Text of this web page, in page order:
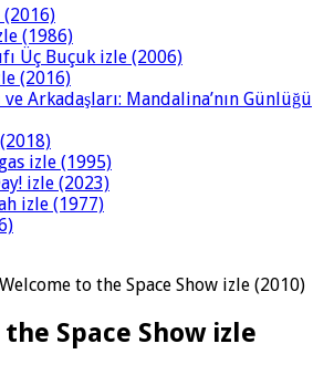
(2016)
(1986)
Üç Buçuk izle (2006)
(2016)
Arkadaşları: Mandalina’nın Günlüğü
izle (1995)
izle (2023)
izle (1977)
Welcome to the Space Show izle (2010)
Space Show izle